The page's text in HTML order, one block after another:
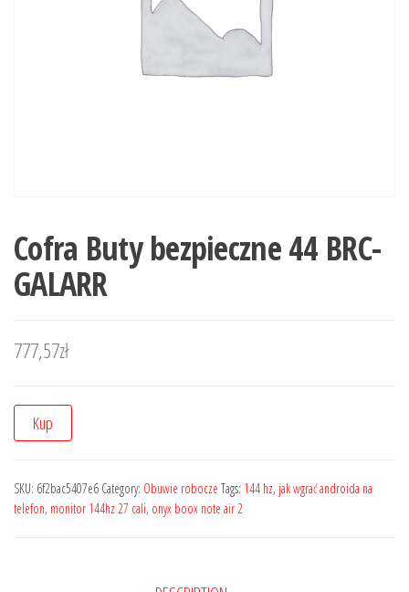
Cofra Buty bezpieczne 44 BRC-
GALARR
777,57zł
Kup
SKU: 6f2bac5407e6 Category: Obuwie robocze Tags: 144 hz, jak wgrać androida na
telefon, monitor 144hz 27 cali, onyx boox note air 2